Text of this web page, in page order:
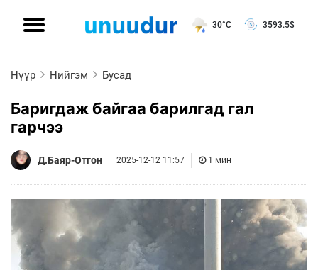
30°C 3593.5$
Нүүр Нийгэм Бусад
Баригдаж байгаа барилгад гал
гарчээ
Д.Баяр-Отгон 2025-12-12 11:57 1 мин